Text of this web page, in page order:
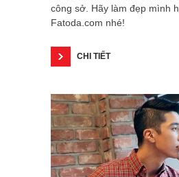
công sở. Hãy làm đẹp mình
Fatoda.com nhé!
CHI TIẾT